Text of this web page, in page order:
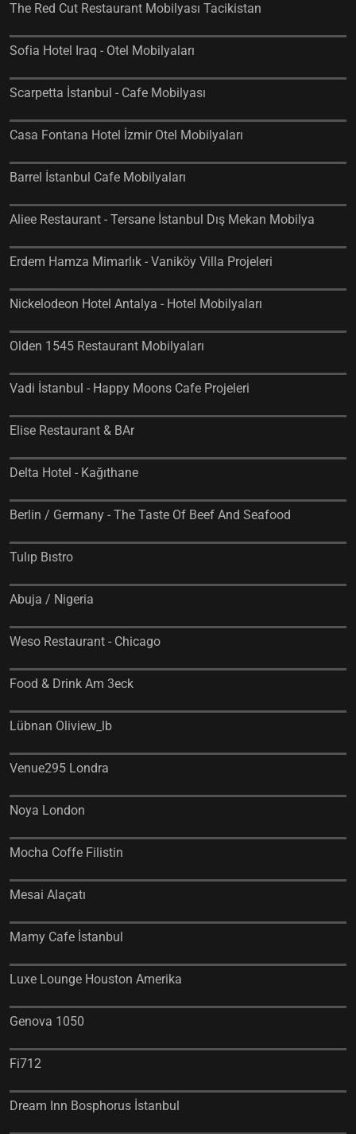
The Red Cut Restaurant Mobilyası Tacikistan
Sofia Hotel Iraq - Otel Mobilyaları
Scarpetta İstanbul - Cafe Mobilyası
Casa Fontana Hotel İzmir Otel Mobilyaları
Barrel İstanbul Cafe Mobilyaları
Aliee Restaurant - Tersane İstanbul Dış Mekan Mobilya
Erdem Hamza Mimarlık - Vaniköy Villa Projeleri
Nickelodeon Hotel Antalya - Hotel Mobilyaları
Olden 1545 Restaurant Mobilyaları
Vadi İstanbul - Happy Moons Cafe Projeleri
Elise Restaurant & BAr
Delta Hotel - Kağıthane
Berlin / Germany - The Taste Of Beef And Seafood
Tulıp Bıstro
Abuja / Nigeria
Weso Restaurant - Chicago
Food & Drink Am 3eck
Lübnan Oliview_lb
Venue295 Londra
Noya London
Mocha Coffe Filistin
Mesai Alaçatı
Mamy Cafe İstanbul
Luxe Lounge Houston Amerika
Genova 1050
Fi712
Dream Inn Bosphorus İstanbul